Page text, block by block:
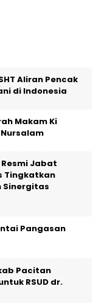
Aliran Pencak
di Indonesia
Makam Ki
Jabat
Tingkatkan
Sinergitas
Pangasan
Pacitan
RSUD dr.